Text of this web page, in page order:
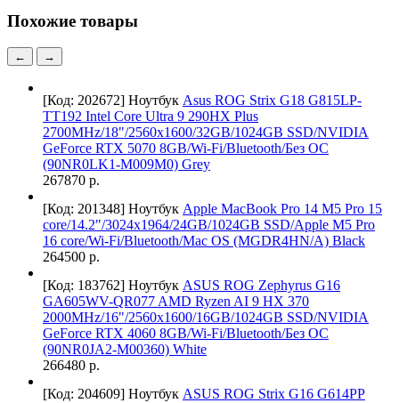
Похожие товары
← →
[Код: 202672] Ноутбук Asus ROG Strix G18 G815LP-
TT192 Intel Core Ultra 9 290HX Plus
2700MHz/18"/2560х1600/32GB/1024GB SSD/NVIDIA
GeForce RTX 5070 8GB/Wi-Fi/Bluetooth/Без ОС
(90NR0LK1-M009M0) Grey
267870 р.
[Код: 201348] Ноутбук Apple MacBook Pro 14 M5 Pro 15
core/14.2"/3024x1964/24GB/1024GB SSD/Apple M5 Pro
16 core/Wi-Fi/Bluetooth/Mac OS (MGDR4HN/A) Black
264500 р.
[Код: 183762] Ноутбук ASUS ROG Zephyrus G16
GA605WV-QR077 AMD Ryzen AI 9 HX 370
2000MHz/16"/2560х1600/16GB/1024GB SSD/NVIDIA
GeForce RTX 4060 8GB/Wi-Fi/Bluetooth/Без ОС
(90NR0JA2-M00360) White
266480 р.
[Код: 204609] Ноутбук ASUS ROG Strix G16 G614PP